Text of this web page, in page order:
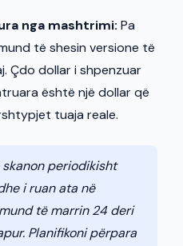
nga mashtrimi: Pa
të shesin versione të
Çdo dollar i shpenzuar
është një dollar që
tuaja reale.
periodikisht
i ruan ata në
të marrin 24 deri
Planifikoni përpara